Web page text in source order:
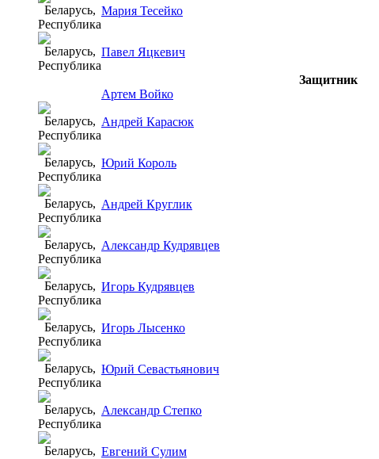
Мария Тесейко
Павел Яцкевич
Защитник
Артем Войко
Андрей Карасюк
Юрий Король
Андрей Круглик
Александр Кудрявцев
Игорь Кудрявцев
Игорь Лысенко
Юрий Севастьянович
Александр Степко
Евгений Сулим